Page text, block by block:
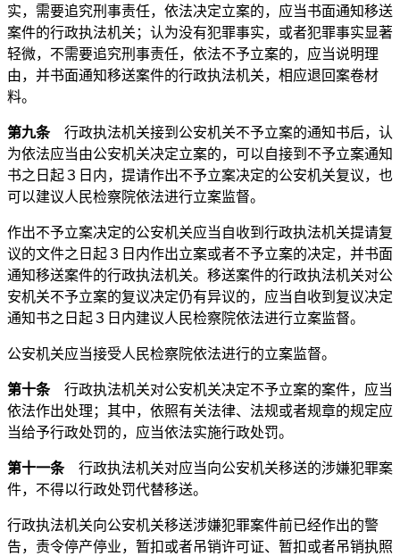
实，需要追究刑事责任，依法决定立案的，应当书面通知移送
案件的行政执法机关；认为没有犯罪事实，或者犯罪事实显著
轻微，不需要追究刑事责任，依法不予立案的，应当说明理
由，并书面通知移送案件的行政执法机关，相应退回案卷材
料。
第九条行政执法机关接到公安机关不予立案的通知书后，认
为依法应当由公安机关决定立案的，可以自接到不予立案通知
书之日起３日内，提请作出不予立案决定的公安机关复议，也
可以建议人民检察院依法进行立案监督。
作出不予立案决定的公安机关应当自收到行政执法机关提请复
议的文件之日起３日内作出立案或者不予立案的决定，并书面
通知移送案件的行政执法机关。移送案件的行政执法机关对公
安机关不予立案的复议决定仍有异议的，应当自收到复议决定
通知书之日起３日内建议人民检察院依法进行立案监督。
公安机关应当接受人民检察院依法进行的立案监督。
第十条行政执法机关对公安机关决定不予立案的案件，应当
依法作出处理；其中，依照有关法律、法规或者规章的规定应
当给予行政处罚的，应当依法实施行政处罚。
第十一条行政执法机关对应当向公安机关移送的涉嫌犯罪案
件，不得以行政处罚代替移送。
行政执法机关向公安机关移送涉嫌犯罪案件前已经作出的警
告，责令停产停业，暂扣或者吊销许可证、暂扣或者吊销执照